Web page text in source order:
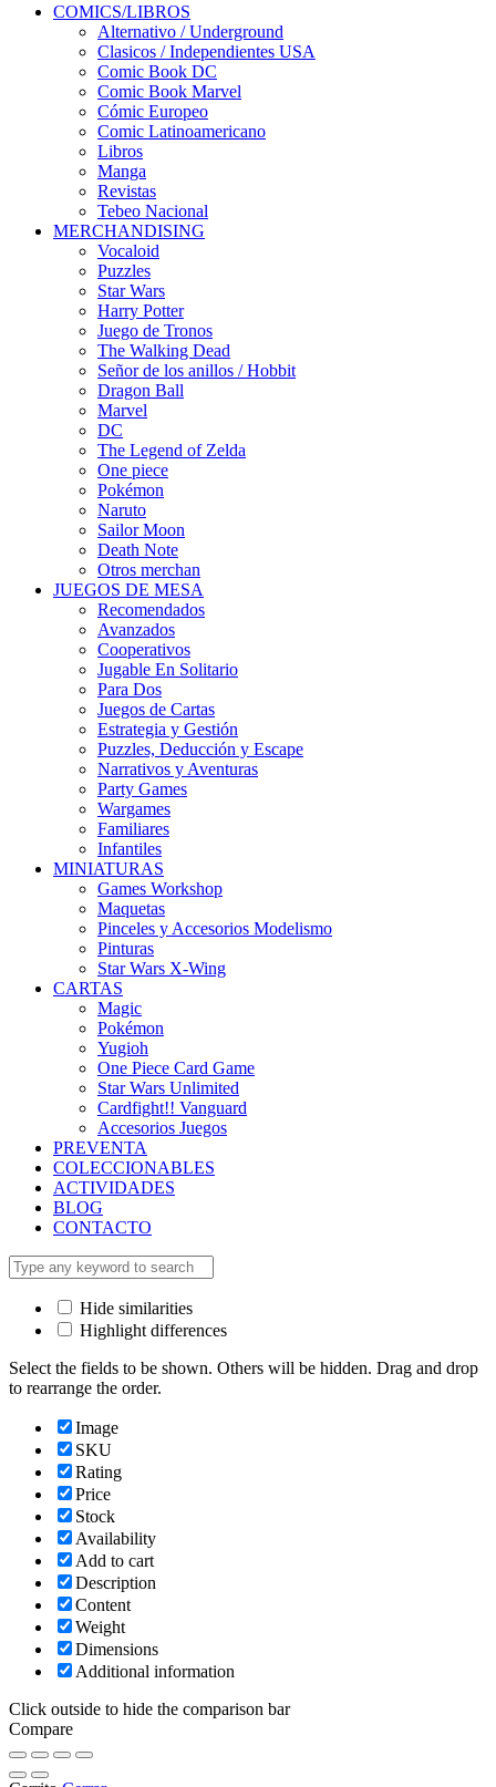
COMICS/LIBROS
Alternativo / Underground
Clasicos / Independientes USA
Comic Book DC
Comic Book Marvel
Cómic Europeo
Comic Latinoamericano
Libros
Manga
Revistas
Tebeo Nacional
MERCHANDISING
Vocaloid
Puzzles
Star Wars
Harry Potter
Juego de Tronos
The Walking Dead
Señor de los anillos / Hobbit
Dragon Ball
Marvel
DC
The Legend of Zelda
One piece
Pokémon
Naruto
Sailor Moon
Death Note
Otros merchan
JUEGOS DE MESA
Recomendados
Avanzados
Cooperativos
Jugable En Solitario
Para Dos
Juegos de Cartas
Estrategia y Gestión
Puzzles, Deducción y Escape
Narrativos y Aventuras
Party Games
Wargames
Familiares
Infantiles
MINIATURAS
Games Workshop
Maquetas
Pinceles y Accesorios Modelismo
Pinturas
Star Wars X-Wing
CARTAS
Magic
Pokémon
Yugioh
One Piece Card Game
Star Wars Unlimited
Cardfight!! Vanguard
Accesorios Juegos
PREVENTA
COLECCIONABLES
ACTIVIDADES
BLOG
CONTACTO
Hide similarities
Highlight differences
Select the fields to be shown. Others will be hidden. Drag and drop
to rearrange the order.
Image
SKU
Rating
Price
Stock
Availability
Add to cart
Description
Content
Weight
Dimensions
Additional information
Click outside to hide the comparison bar
Compare